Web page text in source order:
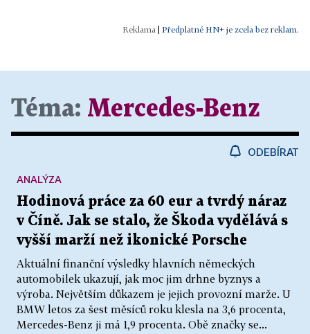
Předplatné HN+ je zcela bez reklam.
Téma: Mercedes-Benz
ODEBÍRAT
Hodinová práce za 60 eur a tvrdý náraz
v Číně. Jak se stalo, že Škoda vydělává s
vyšší marží než ikonické Porsche
Aktuální finanční výsledky hlavních německých
automobilek ukazují, jak moc jim drhne byznys a
výroba. Největším důkazem je jejich provozní marže. U
BMW letos za šest měsíců roku klesla na 3,6 procenta,
Mercedes-Benz ji má 1,9 procenta. Obě značky se...
ANALÝZA